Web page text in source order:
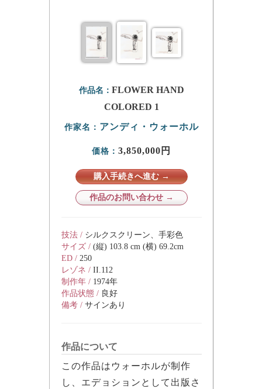
作品名： FLOWER HAND
COLORED 1
作家名： アンディ・ウォーホル
価格： 3,850,000円
購入手続きへ進む →
作品のお問い合わせ →
技法 / シルクスクリーン、手彩色
サイズ / (縦) 103.8 cm (横) 69.2cm
ED / 250
レゾネ / II.112
制作年 / 1974年
作品状態 / 良好
備考 / サインあり
作品について
この作品はウォーホルが制作
し、エデョションとして出版さ